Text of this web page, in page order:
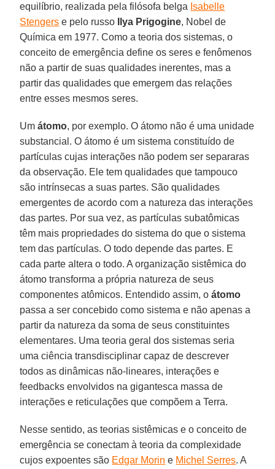
equilíbrio, realizada pela filósofa belga Isabelle
Stengers e pelo russo Ilya Prigogine, Nobel de
Química em 1977. Como a teoria dos sistemas, o
conceito de emergência define os seres e fenômenos
não a partir de suas qualidades inerentes, mas a
partir das qualidades que emergem das relações
entre esses mesmos seres.
Umátomo, por exemplo. O átomo não é uma unidade
substancial. O átomo é um sistema constituído de
partículas cujas interações não podem ser separaras
da observação. Ele tem qualidades que tampouco
são intrínsecas a suas partes. São qualidades
emergentes de acordo com a natureza das interações
das partes. Por sua vez, as partículas subatômicas
têm mais propriedades do sistema do que o sistema
tem das partículas. O todo depende das partes. E
cada parte altera o todo. A organização sistêmica do
átomo transforma a própria natureza de seus
componentes atômicos. Entendido assim, oátomo
passa a ser concebido como sistema e não apenas a
partir da natureza da soma de seus constituintes
elementares. Uma teoria geral dos sistemas seria
uma ciência transdisciplinar capaz de descrever
todos as dinâmicas não-lineares, interações e
feedbacks envolvidos na gigantesca massa de
interações e reticulações que compõem a Terra.
Nesse sentido, as teorias sistêmicas e o conceito de
emergência se conectam à teoria da complexidade
cujos expoentes são Edgar Morin e Michel Serres. A